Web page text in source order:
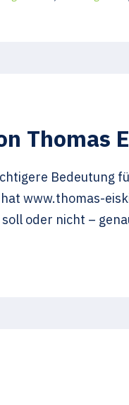
Thomas
Bedeutung
www.thomas-
oder nicht –